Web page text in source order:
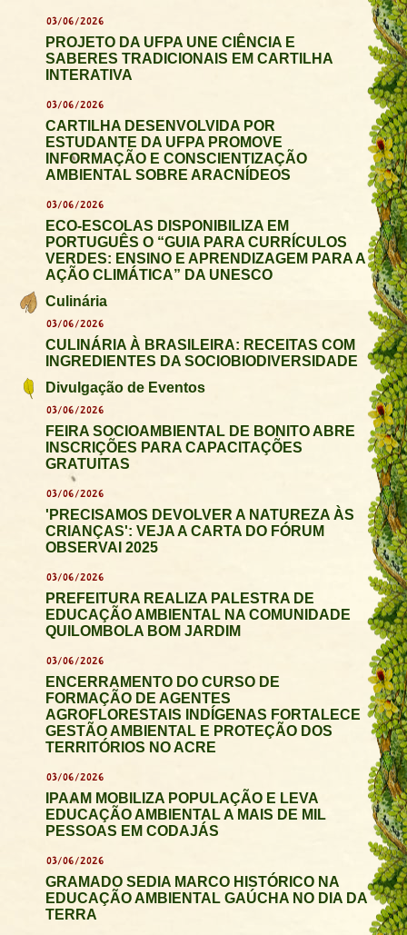
03/06/2026
PROJETO DA UFPA UNE CIÊNCIA E
SABERES TRADICIONAIS EM CARTILHA
INTERATIVA
03/06/2026
CARTILHA DESENVOLVIDA POR
ESTUDANTE DA UFPA PROMOVE
INFORMAÇÃO E CONSCIENTIZAÇÃO
AMBIENTAL SOBRE ARACNÍDEOS
03/06/2026
ECO-ESCOLAS DISPONIBILIZA EM
PORTUGUÊS O “GUIA PARA CURRÍCULOS
VERDES: ENSINO E APRENDIZAGEM PARA A
AÇÃO CLIMÁTICA” DA UNESCO
Culinária
03/06/2026
CULINÁRIA À BRASILEIRA: RECEITAS COM
INGREDIENTES DA SOCIOBIODIVERSIDADE
Divulgação de Eventos
03/06/2026
FEIRA SOCIOAMBIENTAL DE BONITO ABRE
INSCRIÇÕES PARA CAPACITAÇÕES
GRATUITAS
03/06/2026
'PRECISAMOS DEVOLVER A NATUREZA ÀS
CRIANÇAS': VEJA A CARTA DO FÓRUM
OBSERVAI 2025
03/06/2026
PREFEITURA REALIZA PALESTRA DE
EDUCAÇÃO AMBIENTAL NA COMUNIDADE
QUILOMBOLA BOM JARDIM
03/06/2026
ENCERRAMENTO DO CURSO DE
FORMAÇÃO DE AGENTES
AGROFLORESTAIS INDÍGENAS FORTALECE
GESTÃO AMBIENTAL E PROTEÇÃO DOS
TERRITÓRIOS NO ACRE
03/06/2026
IPAAM MOBILIZA POPULAÇÃO E LEVA
EDUCAÇÃO AMBIENTAL A MAIS DE MIL
PESSOAS EM CODAJÁS
03/06/2026
GRAMADO SEDIA MARCO HISTÓRICO NA
EDUCAÇÃO AMBIENTAL GAÚCHA NO DIA DA
TERRA